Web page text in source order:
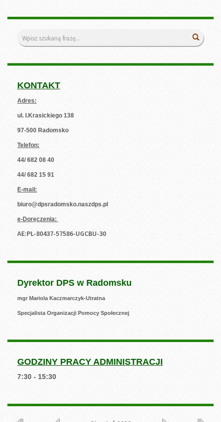
Wyszukiwarka
KONTAKT
Adres:
ul. I.Krasickiego 138
97-500 Radomsko
Telefon:
44/ 682 08 40
44/ 682 15 91
E-mail:
biuro@dpsradomsko.naszdps.pl
e-Doręczenia:
AE:PL-80437-57586-UGCBU-30
Dyrektor DPS w Radomsku
mgr Mariola Kaczmarczyk-Utratna
Specjalista Organizacji Pomocy Społecznej
GODZINY PRACY ADMINISTRACJI
7:30 - 15:30